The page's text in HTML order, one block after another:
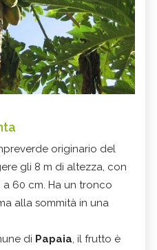
originario del
gli 8 m di altezza, con
60 cm. Ha un tronco
alla sommità in una
di Papaia, il frutto è